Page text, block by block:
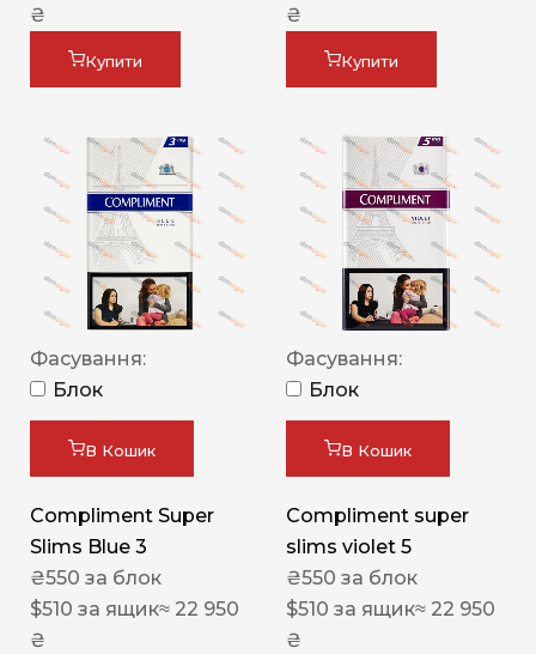
₴
Купити
₴
Купити
Фасування:
Блок
В Кошик
Compliment Super
Slims Blue 3
₴550 за блок
$510 за ящик≈ 22 950
₴
Фасування:
Блок
В Кошик
Compliment super
slims violet 5
₴550 за блок
$510 за ящик≈ 22 950
₴